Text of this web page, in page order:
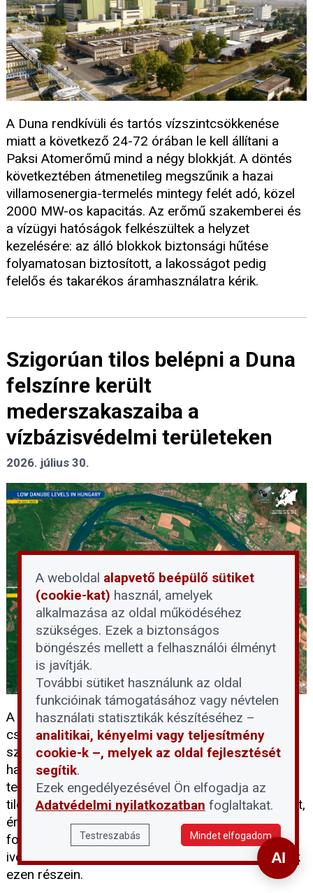
A Duna rendkívüli és tartós vízszintcsökkenése
miatt a következő 24-72 órában le kell állítani a
Paksi Atomerőmű mind a négy blokkját. A döntés
következtében átmenetileg megszűnik a hazai
villamosenergia-termelés mintegy felét adó, közel
2000 MW-os kapacitás. Az erőmű szakemberei és
a vízügyi hatóságok felkészültek a helyzet
kezelésére: az álló blokkok biztonsági hűtése
folyamatosan biztosított, a lakosságot pedig
felelős és takarékos áramhasználatra kérik.
Szigorúan tilos belépni a Duna
felszínre került
mederszakaszaiba a
vízbázisvédelmi területeken
2026. július 30.
A rekordalacsony dunai vízállás idején sokan
csábítónak találják, hogy besétáljanak a folyó
szárazzá vált medrébe, ám a Fővárosi Vízművek
határozottan figyelmeztet: a vízbázisvédelmi
területekre belépni és ott tartózkodni szigorúan
tilos. Ahhoz, hogy megértsük e tilalom jelentőségét,
érdemes tisztázni, mit jelent pontosan a vízbázis
fogalma, és miért jelenthet kockázatot a lakossági
ivóvízellátásra az emberi jelenlét a Duna medrének
ezen részein.
A weboldal alapvető beépülő sütiket
(cookie-kat) használ, amelyek
alkalmazása az oldal működéséhez
szükséges. Ezek a biztonságos
böngészés mellett a felhasználói élményt
is javítják.
További sütiket használunk az oldal
funkcióinak támogatásához vagy névtelen
használati statisztikák készítéséhez –
analitikai, kényelmi vagy teljesítmény
cookie-k –, melyek az oldal fejlesztését
segítik.
Ezek engedélyezésével Ön elfogadja az
Adatvédelmi nyilatkozatban foglaltakat.
Testreszabás Mindet elfogadom